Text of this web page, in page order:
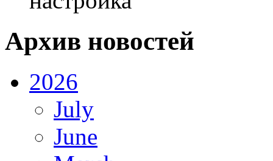
Архив новостей
2026
July
June